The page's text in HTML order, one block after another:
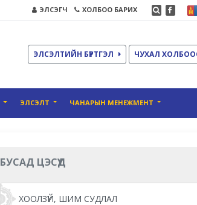
ЭЛСЭГЧ ХОЛБОО БАРИХ
ЭЛСЭЛТИЙН БҮРТГЭЛ ЧУХАЛ
ЭЛСЭЛТ ЧАНАРЫН МЕНЕЖМЕНТ
БУСАД ЦЭСҮҮД
ХООЛЗҮЙ, ШИМ СУДЛАЛ